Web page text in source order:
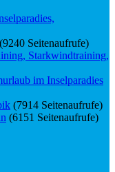
(9240 Seitenaufrufe)
Starkwindtraining,
im Inselparadies
(7914 Seitenaufrufe)
(6151 Seitenaufrufe)